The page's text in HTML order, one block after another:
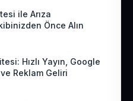
ile Arıza
Önce Alın
Hızlı Yayın, Google
Reklam Geliri